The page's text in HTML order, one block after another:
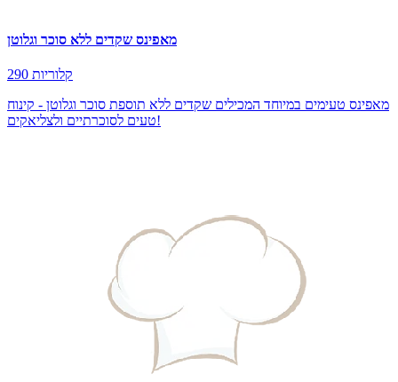
מאפינס שקדים ללא סוכר וגלוטן
290 קלוריות
מאפינס טעימים במיוחד המכילים שקדים ללא תוספת סוכר וגלוטן - קינוח
טעים לסוכרתיים ולצליאקים!